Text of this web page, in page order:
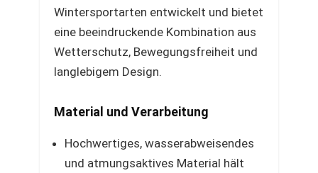
Wintersportarten entwickelt und bietet
eine beeindruckende Kombination aus
Wetterschutz, Bewegungsfreiheit und
langlebigem Design.
Material und Verarbeitung
Hochwertiges, wasserabweisendes
und atmungsaktives Material hält